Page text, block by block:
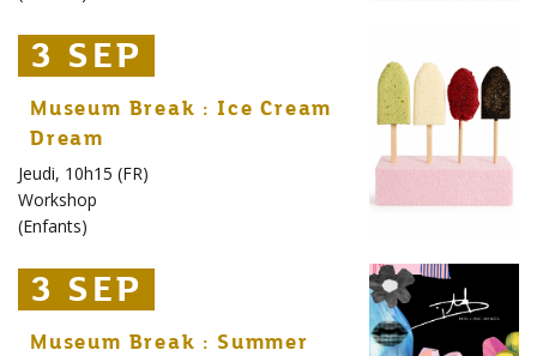
3 SEP
3 SEP
3 SEP
Museum Break : Ice Cream
Dream
Jeudi, 10h15 (FR)
Workshop
(Enfants)
3 SEP
3 SEP
3 SEP
Museum Break : Summer